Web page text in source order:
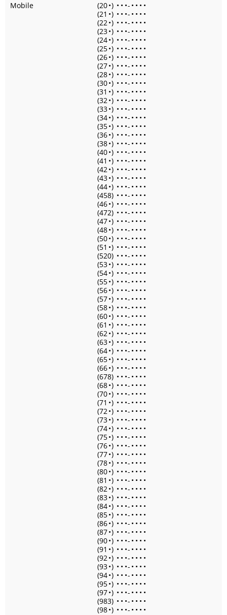
Mobile
(20•) • • •- • • • •
(21 •) • • •- • • • •
(22•) • • •- • • • •
(23•) • • •- • • • •
(24•) • • •- • • • •
(25•) • • •- • • • •
(26•) • • •- • • • •
(27•) • • •- • • • •
(28•) • • •- • • • •
(30•) • • •- • • • •
(31 •) • • •- • • • •
(32•) • • •- • • • •
(33•) • • •- • • • •
(34•) • • •- • • • •
(35•) • • •- • • • •
(36•) • • •- • • • •
(38•) • • •- • • • •
(40•) • • •- • • • •
(41 •) • • •- • • • •
(42•) • • •- • • • •
(43•) • • •- • • • •
(44•) • • •- • • • •
(458) • • •- • • • •
(46•) • • •- • • • •
(472) • • •- • • • •
(47•) • • •- • • • •
(48•) • • •- • • • •
(50•) • • •- • • • •
(51 •) • • •- • • • •
(520) • • •- • • • •
(53•) • • •- • • • •
(54•) • • •- • • • •
(55•) • • •- • • • •
(56•) • • •- • • • •
(57•) • • •- • • • •
(58•) • • •- • • • •
(60•) • • •- • • • •
(61 •) • • •- • • • •
(62•) • • •- • • • •
(63•) • • •- • • • •
(64•) • • •- • • • •
(65•) • • •- • • • •
(66•) • • •- • • • •
(678) • • •- • • • •
(68•) • • •- • • • •
(70•) • • •- • • • •
(71 •) • • •- • • • •
(72•) • • •- • • • •
(73•) • • •- • • • •
(74•) • • •- • • • •
(75•) • • •- • • • •
(76•) • • •- • • • •
(77•) • • •- • • • •
(78•) • • •- • • • •
(80•) • • •- • • • •
(81 •) • • •- • • • •
(82•) • • •- • • • •
(83•) • • •- • • • •
(84•) • • •- • • • •
(85•) • • •- • • • •
(86•) • • •- • • • •
(87•) • • •- • • • •
(90•) • • •- • • • •
(91 •) • • •- • • • •
(92•) • • •- • • • •
(93•) • • •- • • • •
(94•) • • •- • • • •
(95•) • • •- • • • •
(97•) • • •- • • • •
(983) • • •- • • • •
(98•) • • •- • • • •